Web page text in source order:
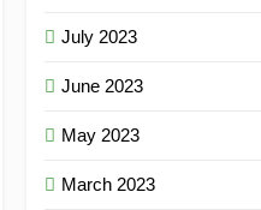
July 2023
June 2023
May 2023
March 2023